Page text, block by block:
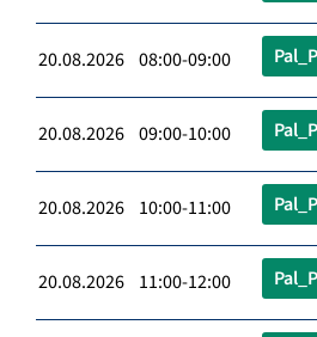
20.08.2026 08:00-09:00
20.08.2026 09:00-10:00
20.08.2026 10:00-11:00
20.08.2026 11:00-12:00